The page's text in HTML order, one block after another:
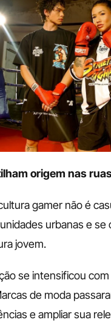
origem nas
gamer não é
urbanas e se
jovem.
se intensificou
de moda
e ampliar sua